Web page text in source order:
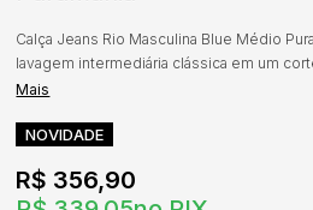
Calça Jeans Rio Masculina Blue Médio
lavagem intermediária clássica em um
Mais
NOVIDADE
R$ 356,90